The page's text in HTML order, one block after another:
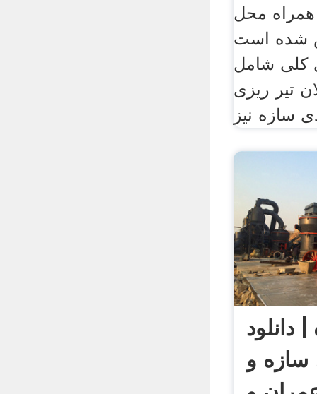
همراه محل
شده است
کلی شامل
تیر ریزی
سازه نیز
دانلود
سازه و